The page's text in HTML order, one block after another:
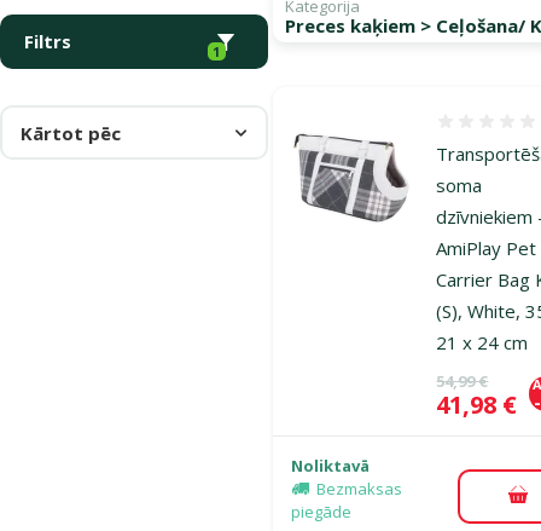
Filtrs 1
Kategorija
Preces kaķiem > Ceļošana/
Kārtot pēc
soma
dzīvniekiem
AmiPlay Pet
Carrier Bag
(S), White,
21 x 24 cm
Oriģinālā
54,99 €
Cena
41,98 €
Noliktavā
Bezmaksas
piegāde